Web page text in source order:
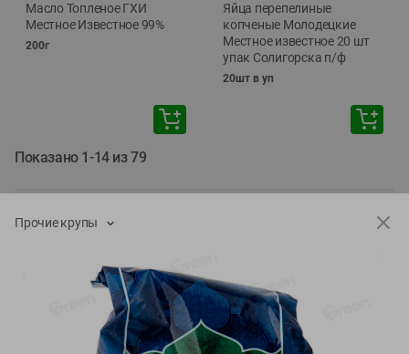
Масло Топленое ГХИ
Местное Известное 99%
200г
Яйца перепелиные
копченые Молодецкие
Местное известное 20 шт
упак Солигорска п/ф
20шт в уп
Показано 1-14 из 79
Каталог товаров
Специально для вас
Прочие крупы